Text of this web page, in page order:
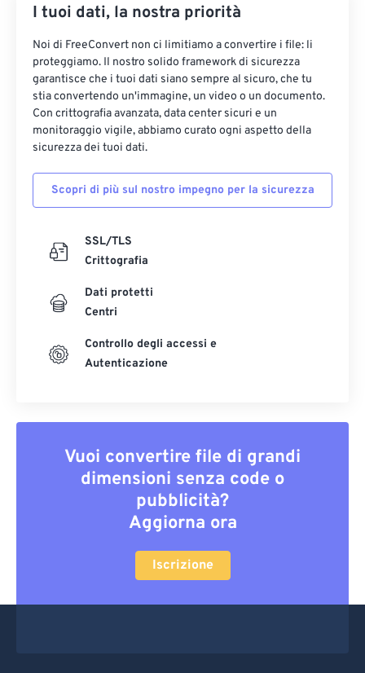
I tuoi dati, la nostra priorità
Noi di FreeConvert non ci limitiamo a convertire i file: li
proteggiamo. Il nostro solido framework di sicurezza
garantisce che i tuoi dati siano sempre al sicuro, che tu
stia convertendo un'immagine, un video o un documento.
Con crittografia avanzata, data center sicuri e un
monitoraggio vigile, abbiamo curato ogni aspetto della
sicurezza dei tuoi dati.
Scopri di più sul nostro impegno per la sicurezza
SSL/TLS
Crittografia
Dati protetti
Centri
Controllo degli accessi e
Autenticazione
Vuoi convertire file di grandi
dimensioni senza code o
pubblicità?
Aggiorna ora
Iscrizione